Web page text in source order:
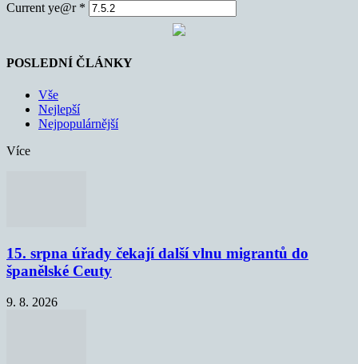
Current ye@r *
POSLEDNÍ ČLÁNKY
Vše
Nejlepší
Nejpopulárnější
Více
15. srpna úřady čekají další vlnu migrantů do
španělské Ceuty
9. 8. 2026